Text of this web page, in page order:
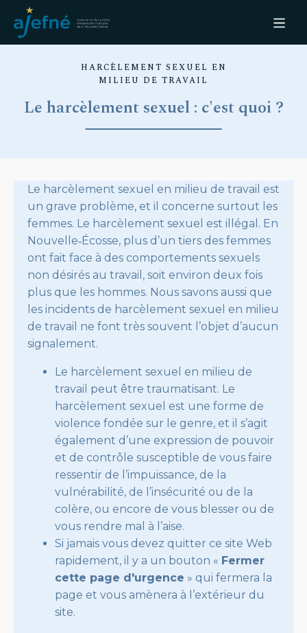
HARCÈLEMENT SEXUEL EN
MILIEU DE TRAVAIL
Le harcèlement sexuel : c'est quoi ?
Le harcèlement sexuel en milieu de travail est
un grave problème, et il concerne surtout les
femmes. Le harcèlement sexuel est illégal. En
Nouvelle‑Écosse, plus d’un tiers des femmes
ont fait face à des comportements sexuels
non désirés au travail, soit environ deux fois
plus que les hommes. Nous savons aussi que
les incidents de harcèlement sexuel en milieu
de travail ne font très souvent l’objet d’aucun
signalement.
Le harcèlement sexuel en milieu de
travail peut être traumatisant. Le
harcèlement sexuel est une forme de
violence fondée sur le genre, et il s’agit
également d’une expression de pouvoir
et de contrôle susceptible de vous faire
ressentir de l’impuissance, de la
vulnérabilité, de l’insécurité ou de la
colère, ou encore de vous blesser ou de
vous rendre mal à l’aise.
Si jamais vous devez quitter ce site Web
rapidement, il y a un bouton « Fermer
cette page d'urgence » qui fermera la
page et vous amènera à l’extérieur du
site.